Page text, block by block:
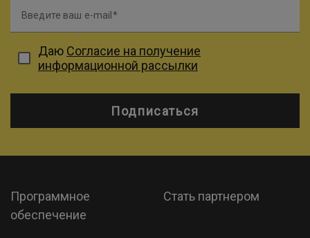
Введите ваш e-mail
Даю Согласие на получение
информационной рассылки
Подписаться
Программное
обеспечение
Стать партнером